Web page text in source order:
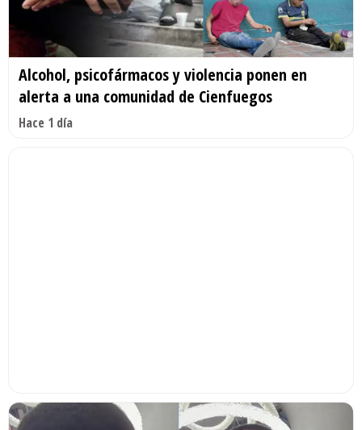
Alcohol, psicofármacos y violencia ponen en
alerta a una comunidad de Cienfuegos
Hace 1 día